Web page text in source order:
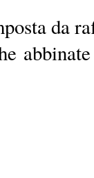
da